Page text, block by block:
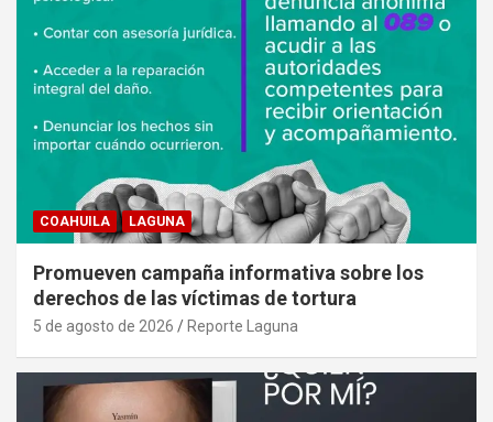
COAHUILA LAGUNA
Promueven campaña informativa sobre los
derechos de las víctimas de tortura
5 de agosto de 2026 Reporte Laguna